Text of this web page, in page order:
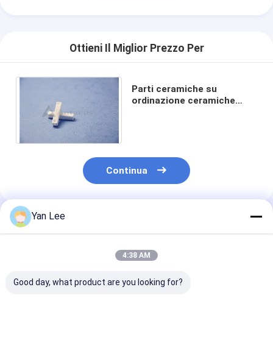
Ottieni Il Miglior Prezzo Per
Parti ceramiche su
ordinazione ceramiche
Continua
Prodotti Raccomandati
Yan Lee
4:38 AM
Good day, what product are you looking for?